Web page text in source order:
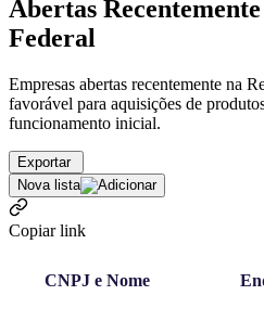
Abertas
Federal
Empresas abertas recentemente na
favorável para aquisições de
funcionamento inicial.
Exportar
Nova lista
Copiar link
CNPJ e Nome